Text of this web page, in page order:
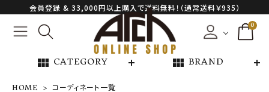
会員登録 & 33,000円以上購入で送料無料！（通常送料￥935）
0
view_module CATEGORY view_module BRAND
HOME コーディネート一覧